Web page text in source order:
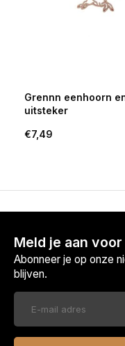
Grennn eenhoorn
uitsteker
€7,49
Meld je aan
Abonneer je op onze
blijven.